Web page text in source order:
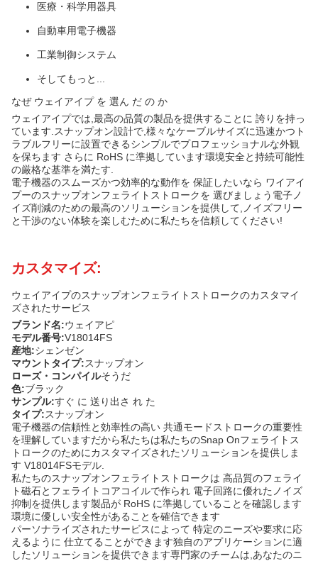
医療・科学用器具
自動車用電子機器
工業制御システム
そしてもっと...
なぜ ウェイアイプ を 選ん だ の か
ウェイアイプでは,最高の品質の製品を提供することに 誇りを持っ
ています.スナップオン設計で,様々なケーブルサイズに迅速かつト
ラブルフリーに設置できるシンプルでプロフェッショナルな外観
を保ちます さらに RoHS に準拠しています環境安全と持続可能性
の厳格な基準を満たす.
電子機器のスムーズかつ効率的な動作を 保証したいなら ワイアイ
プーのスナップオンフェライトストロークを 選びましょう電子ノ
イズ削減のための最高のソリューションを提供して,ノイズフリー
と干渉のない体験を楽しむために私たちを信頼してください!
カスタマイズ:
ウェイアイプのスナップオンフェライトストロークのカスタマイ
ズされたサービス
ブランド名:ウェイアピ
モデル番号:V18014FS
産地:シェンゼン
マウントタイプ:スナップオン
ローズ・コンパイルそうだ
色:ブラック
サンプル:すぐ に 送り出さ れ た
タイプ:スナップオン
電子機器の信頼性と効率性の高い 共通モードストロークの重要性
を理解していますだから私たちは私たちのSnap Onフェライトス
トロークのためにカスタマイズされたソリューションを提供しま
す V18014FSモデル.
私たちのスナップオンフェライトストロークは 高品質のフェライ
ト磁石とフェライトコアコイルで作られ 電子回路に優れたノイズ
抑制を提供します製品が RoHS に準拠していることを確認します
環境に優しい安全性があることを確信できます
パーソナライズされたサービスによって 特定のニーズや要求に応
えるように 仕立てることができます独自のアプリケーションに適
したソリューションを提供できます専門家のチームは,あなたのニ